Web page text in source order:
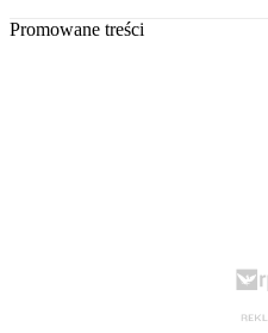
Promowane treści